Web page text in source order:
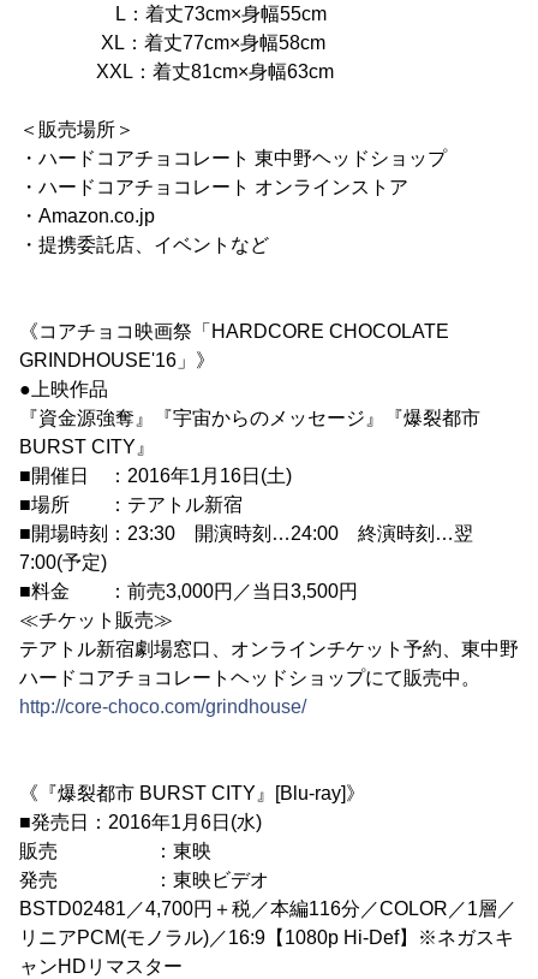
L：着丈73cm×身幅55cm
XL：着丈77cm×身幅58cm
XXL：着丈81cm×身幅63cm
＜販売場所＞
・ハードコアチョコレート 東中野ヘッドショップ
・ハードコアチョコレート オンラインストア
・Amazon.co.jp
・提携委託店、イベントなど
《コアチョコ映画祭「HARDCORE CHOCOLATE
GRINDHOUSE'16」》
●上映作品
『資金源強奪』『宇宙からのメッセージ』『爆裂都市
BURST CITY』
■開催日 ：2016年1月16日(土)
■場所 ：テアトル新宿
■開場時刻：23:30 開演時刻…24:00 終演時刻…翌
7:00(予定)
■料金 ：前売3,000円／当日3,500円
≪チケット販売≫
テアトル新宿劇場窓口、オンラインチケット予約、東中野
ハードコアチョコレートヘッドショップにて販売中。
http://core-choco.com/grindhouse/
《『爆裂都市 BURST CITY』[Blu-ray]》
■発売日：2016年1月6日(水)
販売 ：東映
発売 ：東映ビデオ
BSTD02481／4,700円＋税／本編116分／COLOR／1層／
リニアPCM(モノラル)／16:9【1080p Hi-Def】※ネガスキ
ャンHDリマスター